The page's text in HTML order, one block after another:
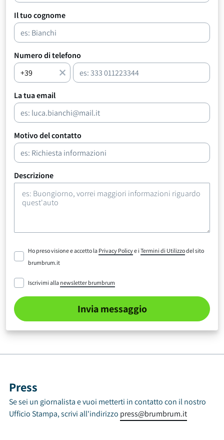
Il tuo cognome
Numero di telefono
La tua email
Motivo del contatto
Descrizione
Ho preso visione e accetto la Privacy Policye i Termini di Utilizzodel sito
brumbrum.it
Iscrivimi alla newsletter brumbrum
Invia messaggio
Press
Se sei un giornalista e vuoi metterti in contatto con il nostro
Ufficio Stampa, scrivi all'indirizzo press@brumbrum.it